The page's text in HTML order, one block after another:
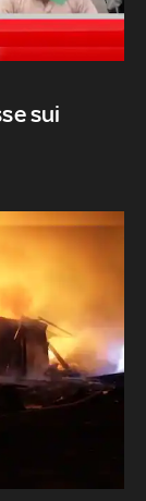
sui